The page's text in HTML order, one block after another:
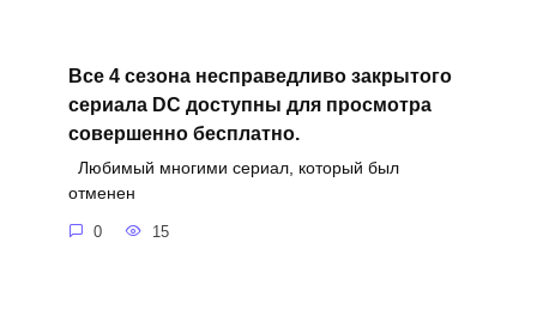
Все 4 сезона несправедливо закрытого
сериала DC доступны для просмотра
совершенно бесплатно.
Любимый многими сериал, который был
отменен
0 15